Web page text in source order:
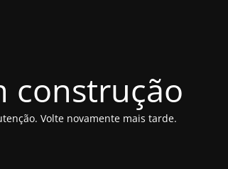
construção
Volte novamente mais tarde.